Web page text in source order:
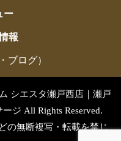
ー
報
ブログ）
シエスタ瀬戸西店｜瀬戸
ジ All Rights Reserved.
の無断複写・転載を禁じ